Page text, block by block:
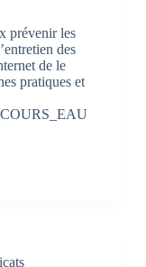
prévenir les
des
de le
pratiques et